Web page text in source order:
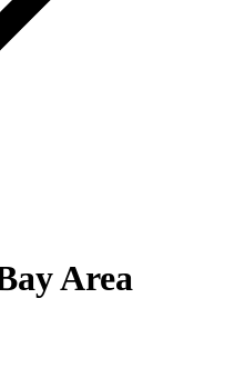
Area